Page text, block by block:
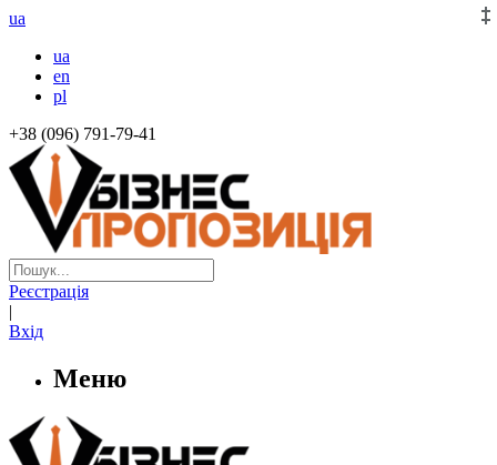
ua
ua
en
pl
+38 (096) 791-79-41
Реєстрація
|
Вхід
Меню